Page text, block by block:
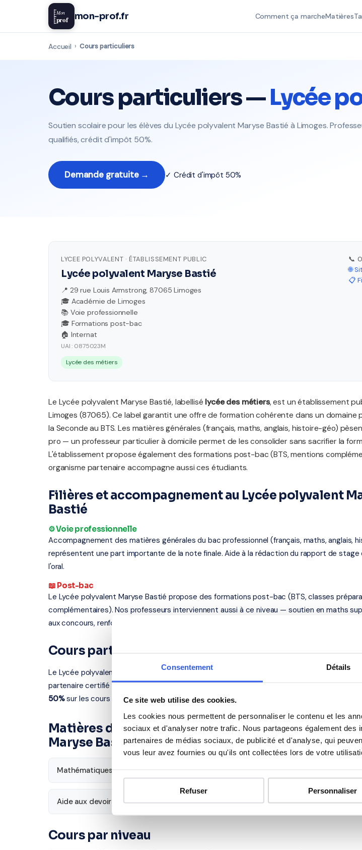
Consentement Détails
Ce site web utilise des cookies.
Les cookies nous permettent de personnaliser le contenu et les
sociaux et d'analyser notre trafic. Nous partageons également
partenaires de médias sociaux, de publicité et d'analyse, qui
vous leur avez fournies ou qu'ils ont collectées lors de votre
Refuser Personnaliser
Mon
prof mon-prof.fr Comment ça marcheMatières
Accueil › Cours particuliers
Cours particuliers —Lycée
Soutien scolaire pour les élèves du Lycée polyvalent Maryse Bastié à Limoges.
qualifiés, crédit d'impôt 50%.
Demande gratuite → ✓ Crédit d'impôt 50%
LYCEE POLYVALENT · ÉTABLISSEMENT PUBLIC
Lycée polyvalent Maryse Bastié
📍 29 rue Louis Armstrong, 87065 Limoges
🎓 Académie de Limoges
📚 Voie professionnelle
🎓 Formations post-bac
🏠 Internat
UAI : 0875023M
Lycée des métiers
📞
🌐
📋
Le Lycée polyvalent Maryse Bastié, labellisé lycée des métiers, est un établissement
Limoges (87065). Ce label garantit une offre de formation cohérente dans un domaine
la Seconde au BTS. Les matières générales (français, maths, anglais, histoire-géo)
pro — un professeur particulier à domicile permet de les consolider sans sacrifier la
L'établissement propose également des formations post-bac (BTS, mentions
organisme partenaire accompagne aussi ces étudiants.
Filières et accompagnement au Lycée polyvalent
Bastié
⚙️ Voie professionnelle
Accompagnement des matières générales du bac professionnel (français, maths, anglais,
représentent une part importante de la note finale. Aide à la rédaction du rapport de
l'oral.
📖 Post-bac
Le Lycée polyvalent Maryse Bastié propose des formations post-bac (BTS, classes
complémentaires). Nos professeurs interviennent aussi à ce niveau — soutien en maths
aux concours, renforcement en langues.
Cours particuliers à Limoges — académie de
Le Lycée polyvalent Maryse Bastié se situe au 29 rue Louis Armstrong, à Limoges (87065).
partenaire certifié intervient à Limoges et dans les villes proches. Tous ouvrent droit au
50%sur les cours à domicile.
Matières disponibles pour les élèves du Lycée
Maryse Bastié
Mathématiques
Aide aux devoirs Économie Histoire
Cours par niveau